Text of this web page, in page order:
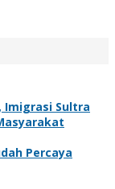
Imigrasi Sultra
Percaya